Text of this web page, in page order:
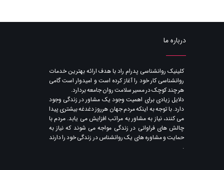
درباره ما
​کلینیک روانشناسی پدرام راد با هدف ارائه بهترین خدمات
روانشناسی کار خود را آغاز کرده است و امیدوار است گامی
هر چند کوچک در مسیر سلامت روان جامعه بردارد.
دلایل زیادی برای اهمیت وجود یک مشاور در زندگی وجود
دارد. با توجه به اینکه مردم جهان هرروز دغدغه بیشتری پیدا
می کنند​​​​​​​، نیاز به مشاور به مراتب افزایش می یابد. مردم با
چالش های فراوانی در زندگی مواجه می شوند که نیاز به
حمایت و مشاوره های یک روانشناس در زندگی خود را دارند​​​​​​​
.